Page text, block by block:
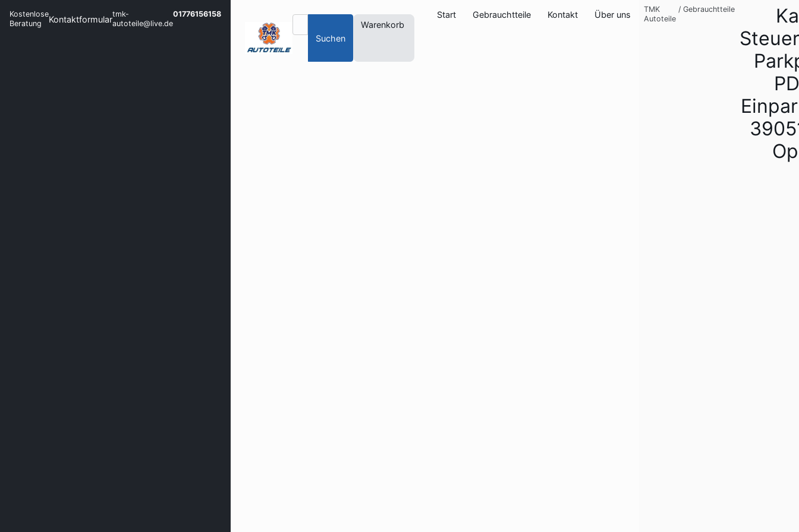
Kostenlose
Beratung
Kontaktformulartmk-
autoteile@live.de
01776156158
Suchen
Warenkorb
Start Gebrauchtteile Kontakt Über uns
TMK
Autoteile
/ Gebrauchtteile